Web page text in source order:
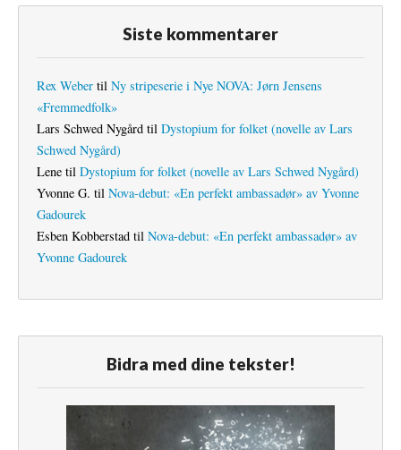
Siste kommentarer
Rex Weber til Ny stripeserie i Nye NOVA: Jørn Jensens
«Fremmedfolk»
Lars Schwed Nygård til Dystopium for folket (novelle av Lars
Schwed Nygård)
Lene til Dystopium for folket (novelle av Lars Schwed Nygård)
Yvonne G. til Nova-debut: «En perfekt ambassadør» av Yvonne
Gadourek
Esben Kobberstad til Nova-debut: «En perfekt ambassadør» av
Yvonne Gadourek
Bidra med dine tekster!